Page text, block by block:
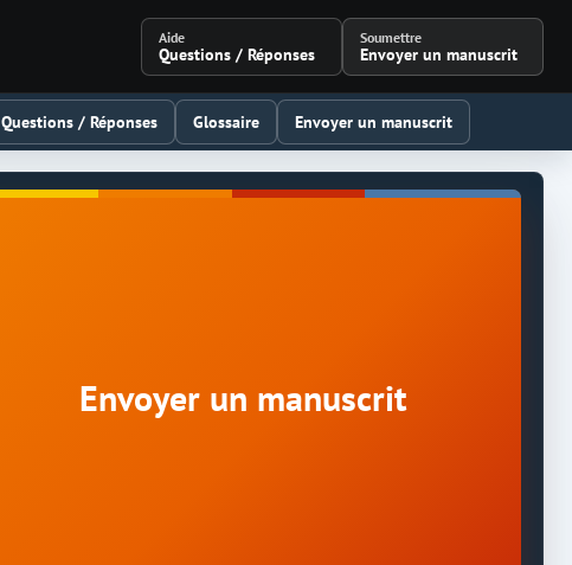
Aide
Questions / Réponses
Soumettre
Envoyer un manuscrit
Questions / Réponses Glossaire Envoyer un manuscrit
Envoyer un manuscrit